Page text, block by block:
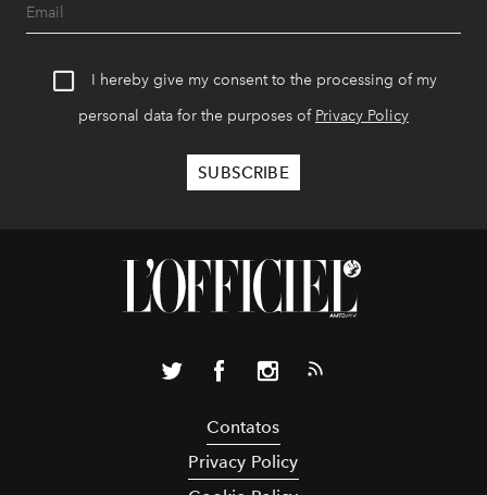
I hereby give my consent to the processing of my
personal data for the purposes of Privacy Policy
Contatos
Privacy Policy